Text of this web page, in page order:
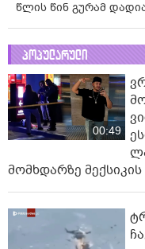
წლის წინ გურამ
პოპულარული
00:49
მომხდარზე